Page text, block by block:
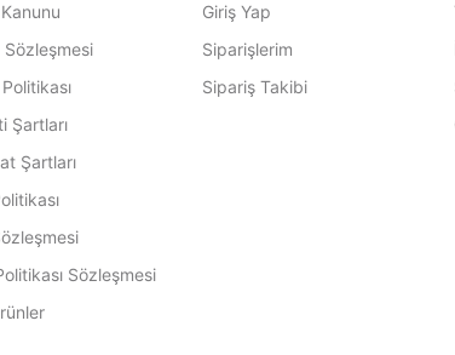
Sözleşmesi
Şartları
Şartları
Sözleşmesi
Giriş Yap
Siparişlerim
Sipariş Takibi